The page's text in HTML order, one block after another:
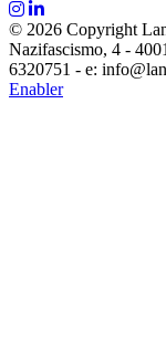
© 2026 Copyright
Nazifascismo, 4 -
6320751 - e:
Enabler